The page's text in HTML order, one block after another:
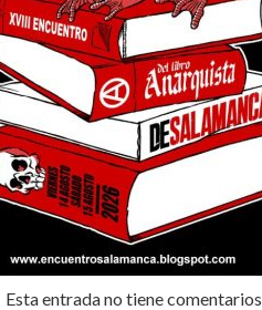
Esta entrada no tiene comentarios